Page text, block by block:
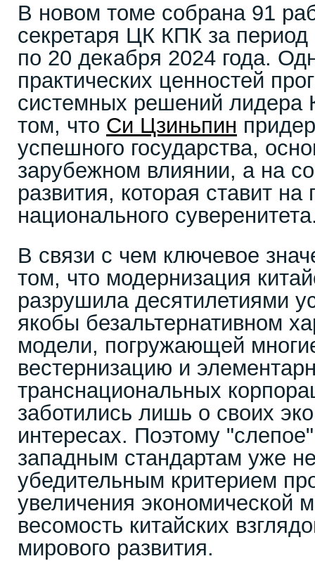
В новом томе собрана 91
секретаря ЦК КПК за
по 20 декабря 2024 года.
практических ценностей
системных решений лидера
том, что Си Цзиньпин
успешного государства,
зарубежном влиянии, а на
развития, которая ставит
национального
В связи с чем ключевое
том, что модернизация
разрушила десятилетиями
якобы безальтернативном
модели, погружающей
вестернизацию и
транснациональных
заботились лишь о своих
интересах. Поэтому
западным стандартам уже
убедительным критерием
увеличения экономической
весомость китайских
мирового развития.